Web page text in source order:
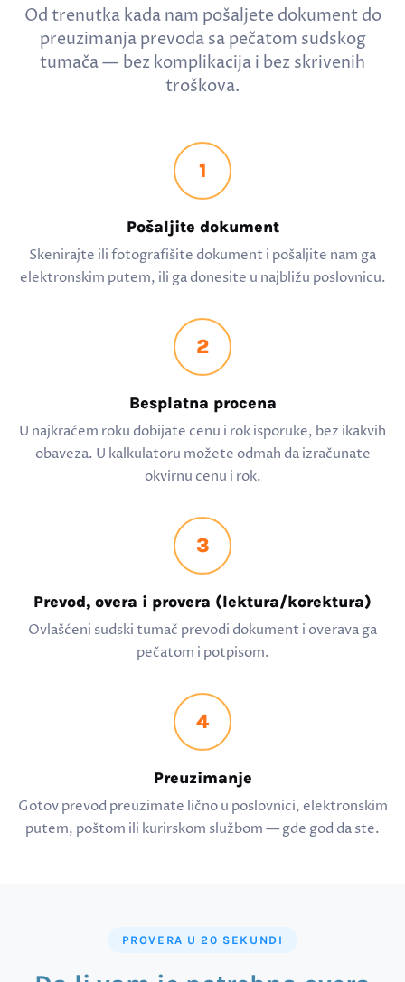
Od trenutka kada nam pošaljete dokument do
preuzimanja prevoda sa pečatom sudskog
tumača — bez komplikacija i bez skrivenih
troškova.
1
Pošaljite dokument
Skenirajte ili fotografišite dokument i pošaljite nam ga
elektronskim putem, ili ga donesite u najbližu poslovnicu.
2
Besplatna procena
U najkraćem roku dobijate cenu i rok isporuke, bez ikakvih
obaveza. U kalkulatoru možete odmah da izračunate
okvirnu cenu i rok.
3
Prevod, overa i provera (lektura/korektura)
Ovlašćeni sudski tumač prevodi dokument i overava ga
pečatom i potpisom.
4
Preuzimanje
Gotov prevod preuzimate lično u poslovnici, elektronskim
putem, poštom ili kurirskom službom — gde god da ste.
PROVERA U 20 SEKUNDI